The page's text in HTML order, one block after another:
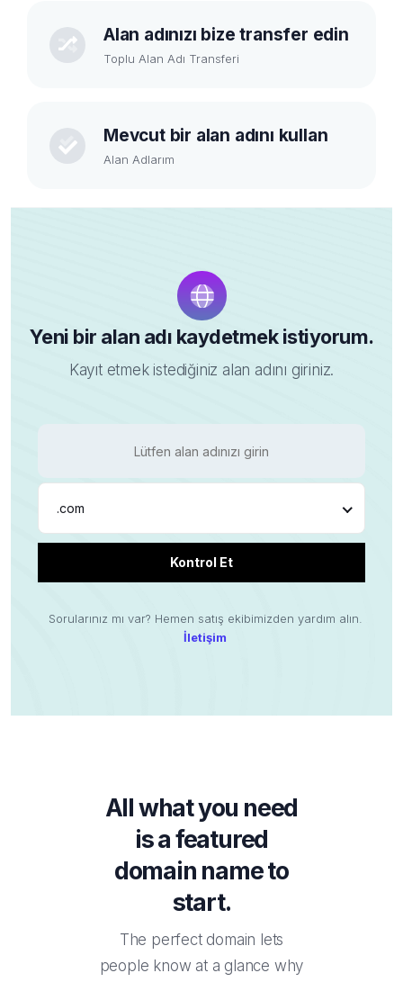
Alan adınızı bize transfer edin
Toplu Alan Adı Transferi
Mevcut bir alan adını kullan
Alan Adlarım
Yeni bir alan adı kaydetmek istiyorum.
Kayıt etmek istediğiniz alan adını giriniz.
.com
Kontrol Et
Sorularınız mı var? Hemen satış ekibimizden yardım alın.
İletişim
All what you need
is a featured
domain name to
start.
The perfect domain lets
people know at a glance why